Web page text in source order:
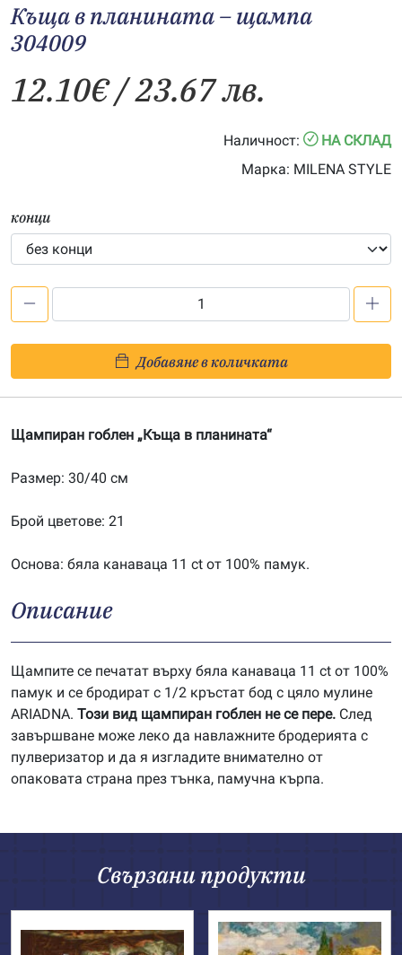
Къща в планината – щампа
304009
12.10€/ 23.67 лв.
Наличност:
НА СКЛАД
Марка: MILENA STYLE
конци
в
планината
щампа
Добавяне в количката
Щампиран гоблен „Къща в планината“
Размер: 30/40 см
Брой цветове: 21
Основа: бяла канаваца 11 ct от 100% памук.
Описание
Щампите се печатат върху бяла канаваца 11 ct от 100%
памук и се бродират с 1/2 кръстат бод с цяло мулине
ARIADNA. Този вид щампиран гоблен не се пере. След
завършване може леко да навлажните бродерията с
пулверизатор и да я изгладите внимателно от
опаковата страна през тънка, памучна кърпа.
Свързани продукти